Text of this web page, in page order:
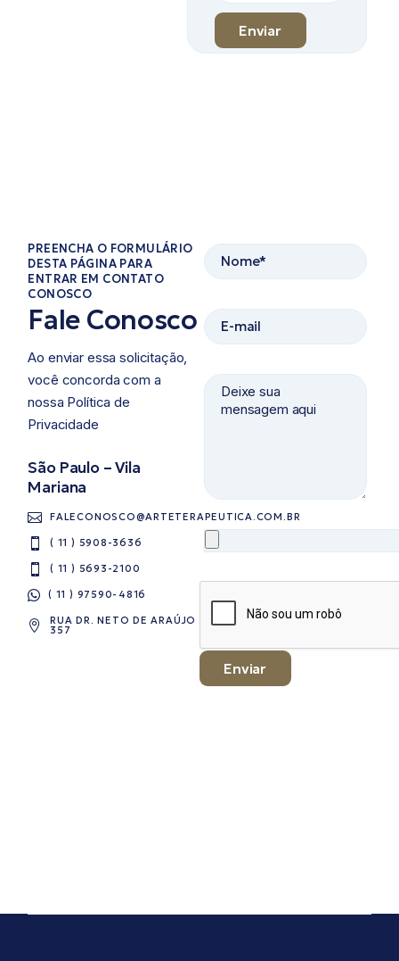
Enviar
PREENCHA O FORMULÁRIO
DESTA PÁGINA PARA
ENTRAR EM CONTATO
CONOSCO​
Fale Conosco
Ao enviar essa solicitação,
você concorda com a
nossa Política de
Privacidade ​
São Paulo – Vila
Mariana
FALECONOSCO@ARTETERAPEUTICA.COM.BR
( 11 ) 5908-3636
( 11 ) 5693-2100
( 11 ) 97590-4816​
RUA DR. NETO DE ARAÚJO
357
Enviar